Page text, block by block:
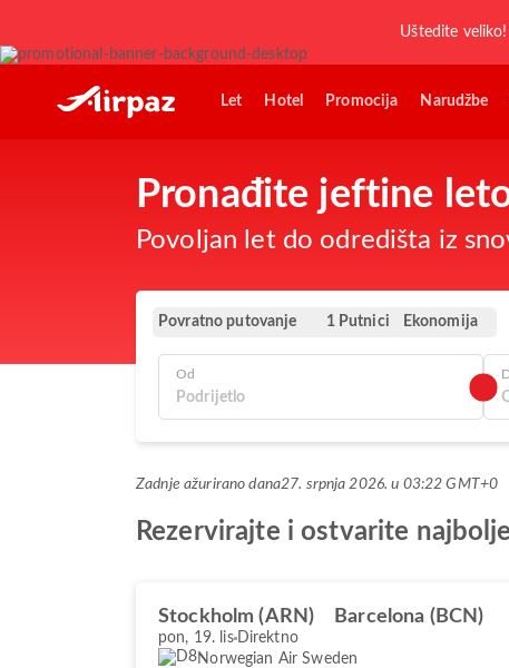
Uštedite veliko!
Let Hotel Promocija Narudžbe
Pronađite jeftine
Povoljan let do odredišta iz
Povratno putovanje 1 Putnici Ekonomija
Od
Zadnje ažurirano dana27. srpnja 2026. u 03:22 GMT+0
Rezervirajte i ostvarite
Stockholm (ARN) Barcelona (BCN)
pon, 19. lis Direktno
Norwegian Air Sweden